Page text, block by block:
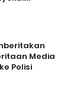
Media
Polisi